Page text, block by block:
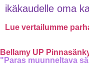
ikäkaudelle oma
Lue vertailumme
Bellamy UP
"Paras muunneltava